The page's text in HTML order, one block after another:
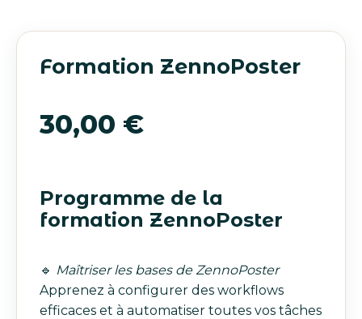
Formation ZennoPoster
30,00 €
Programme de la
formation ZennoPoster
🔹 Maîtriser les bases de ZennoPoster
Apprenez à configurer des workflows
efficaces et à automatiser toutes vos tâches